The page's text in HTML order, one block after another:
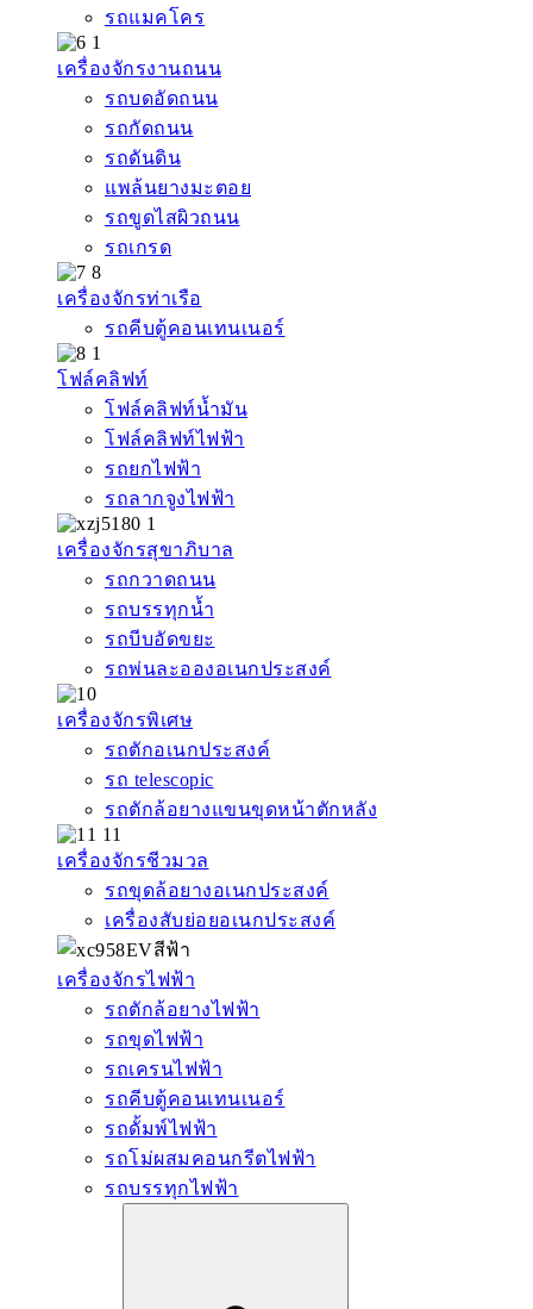
รถแมคโคร
เครื่องจักรงานถนน
รถบดอัดถนน
รถกัดถนน
รถดันดิน
แพล้นยางมะตอย
รถขูดไสผิวถนน
รถเกรด
เครื่องจักรท่าเรือ
รถคีบตู้คอนเทนเนอร์
โฟล์คลิฟท์
โฟล์คลิฟท์น้ำมัน
โฟล์คลิฟท์ไฟฟ้า
รถยกไฟฟ้า
รถลากจูงไฟฟ้า
เครื่องจักรสุขาภิบาล
รถกวาดถนน
รถบรรทุกน้ำ
รถบีบอัดขยะ
รถพ่นละอองอเนกประสงค์
เครื่องจักรพิเศษ
รถตักอเนกประสงค์
รถ telescopic
รถตักล้อยางแขนขุดหน้าตักหลัง
เครื่องจักรชีวมวล
รถขุดล้อยางอเนกประสงค์
เครื่องสับย่อยอเนกประสงค์
เครื่องจักรไฟฟ้า
รถตักล้อยางไฟฟ้า
รถขุดไฟฟ้า
รถเครนไฟฟ้า
รถคีบตู้คอนเทนเนอร์
รถดั้มพ์ไฟฟ้า
รถโม่ผสมคอนกรีตไฟฟ้า
รถบรรทุกไฟฟ้า